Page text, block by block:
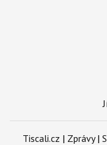
Tiscali.cz | Zprávy|